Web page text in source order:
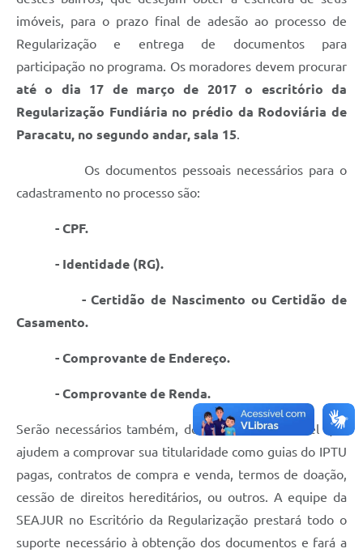
imóveis, para o prazo final de adesão ao processo de
Regularização e entrega de documentos para
participação no programa. Os moradores devem procurar
até o dia 17 de março de 2017 o escritório da
Regularização Fundiária no prédio da Rodoviária de
Paracatu, no segundo andar, sala 15.
Os documentos pessoais necessários para o
cadastramento no processo são:
- CPF.
- Identidade (RG).
- Certidão de Nascimento ou Certidão de
Casamento.
- Comprovante de Endereço.
- Comprovante de Renda.
Serão necessários também, documentos do imóvel que
ajudem a comprovar sua titularidade como guias do IPTU
pagas, contratos de compra e venda, termos de doação,
cessão de direitos hereditários, ou outros. A equipe da
SEAJUR no Escritório da Regularização prestará todo o
suporte necessário à obtenção dos documentos e fará a